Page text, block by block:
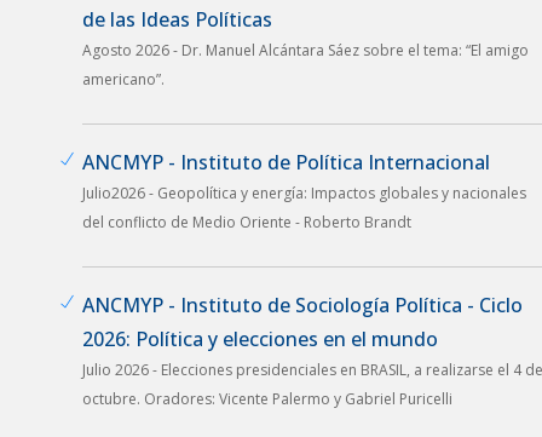
de las Ideas Políticas
Agosto 2026 - Dr. Manuel Alcántara Sáez sobre el tema: “El amigo
americano”.
ANCMYP - Instituto de Política Internacional
Julio2026 - Geopolítica y energía: Impactos globales y nacionales
del conflicto de Medio Oriente - Roberto Brandt
ANCMYP - Instituto de Sociología Política - Ciclo
2026: Política y elecciones en el mundo
Julio 2026 - Elecciones presidenciales en BRASIL, a realizarse el 4 de
octubre. Oradores: Vicente Palermo y Gabriel Puricelli